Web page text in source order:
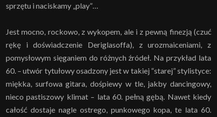
sprzętu i naciskamy „play”…
Jest mocno, rockowo, z wykopem, ale i z pewną finezją (czuć
rękę i doświadczenie Deriglasoffa), z urozmaiceniami, z
pomysłowym sięganiem do różnych źródeł. Na przykład lata
60. – utwór tytułowy osadzony jest w takiej “starej” stylistyce:
miękka, surfowa gitara, dośpiewy w tle, jakby dancingowy,
nieco pastiszowy klimat – lata 60. pełną gębą. Nawet kiedy
całość dostaje nagle ostrego, punkowego kopa, te lata 60.